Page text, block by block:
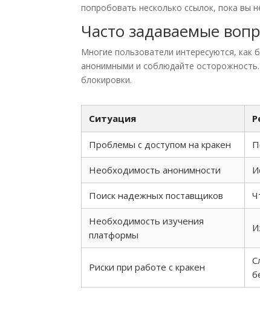
попробовать несколько ссылок, пока вы
Часто задаваемые
Многие пользователи интересуются, как
анонимными и соблюдайте
блокировки.
Ситуация
Проблемы с доступом на кракен
Необходимость анонимности
Поиск надежных поставщиков
Необходимость изучения
платформы
Риски при работе с кракен